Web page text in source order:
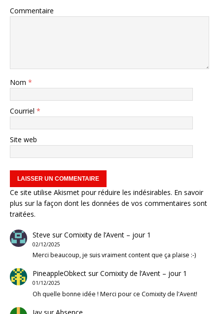
Commentaire
Nom *
Courriel *
Site web
Ce site utilise Akismet pour réduire les indésirables. En savoir
plus sur la façon dont les données de vos commentaires sont
traitées.
Steve surComixity de l’Avent – jour 1
02/12/2025
Merci beaucoup, je suis vraiment content que ça plaise :-)
PineappleObkectsurComixity de l’Avent – jour 1
01/12/2025
Oh quelle bonne idée ! Merci pour ce Comixity de l'Avent!
Jaysur Absence